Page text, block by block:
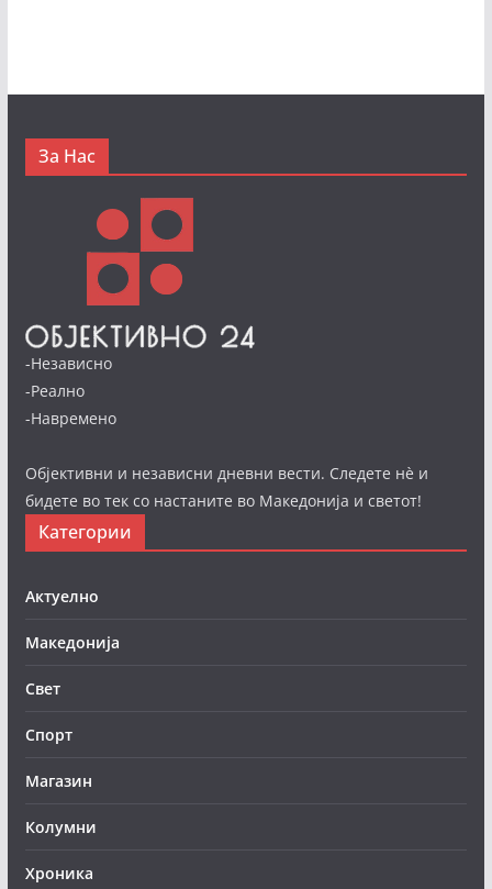
За Нас
-Независно
-Реално
-Навремено
Објективни и независни дневни вести. Следете нè и
бидете во тек со настаните во Македонија и светот!
Категории
Актуелно
Македонија
Свет
Спорт
Магазин
Колумни
Хроника